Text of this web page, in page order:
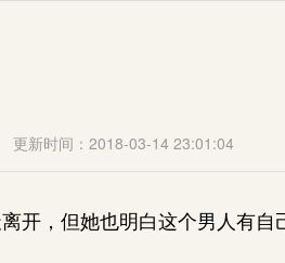
更新时间：2018-03-14 23:01:04
，但她也明白这个男人有自